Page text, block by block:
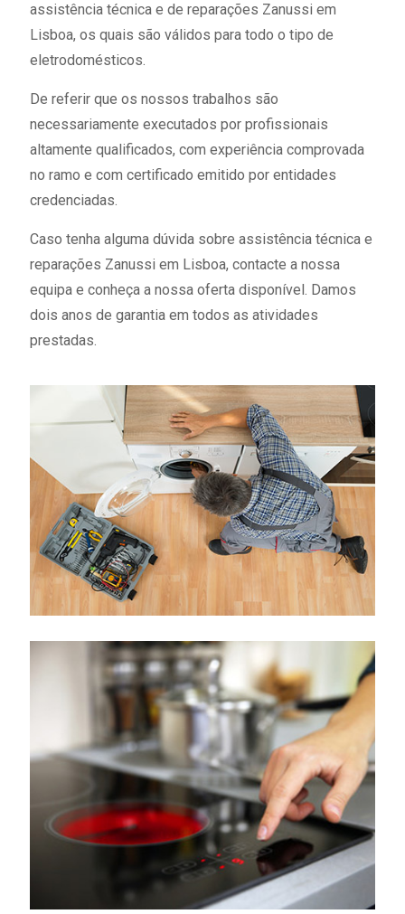
assistência técnica e de reparações Zanussi em
Lisboa, os quais são válidos para todo o tipo de
eletrodomésticos.
De referir que os nossos trabalhos são
necessariamente executados por profissionais
altamente qualificados, com experiência comprovada
no ramo e com certificado emitido por entidades
credenciadas.
Caso tenha alguma dúvida sobre assistência técnica e
reparações Zanussi em Lisboa, contacte a nossa
equipa e conheça a nossa oferta disponível. Damos
dois anos de garantia em todos as atividades
prestadas.